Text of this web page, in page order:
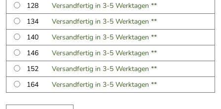
128
Versandfertig in 3-5 Werktagen **
134
Versandfertig in 3-5 Werktagen **
140
Versandfertig in 3-5 Werktagen **
146
Versandfertig in 3-5 Werktagen **
152
Versandfertig in 3-5 Werktagen **
164
Versandfertig in 3-5 Werktagen **